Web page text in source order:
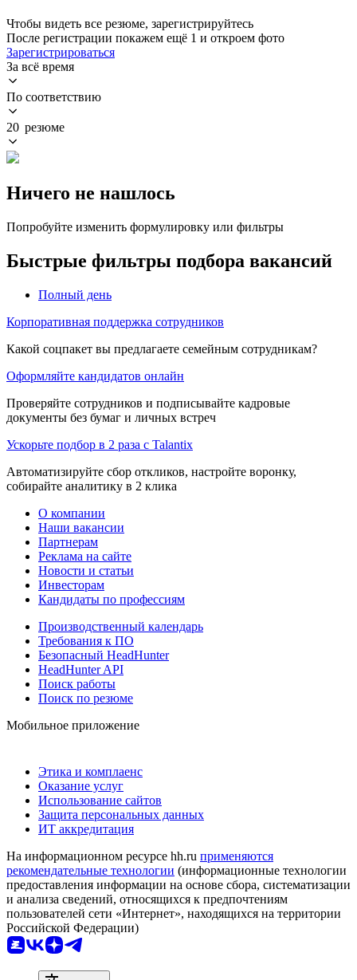
Чтобы видеть все резюме, зарегистрируйтесь
После регистрации покажем ещё 1 и откроем фото
Зарегистрироваться
За всё время
По соответствию
20 резюме
Ничего не нашлось
Попробуйте изменить формулировку или фильтры
Быстрые фильтры подбора вакансий
Полный день
Корпоративная поддержка сотрудников
Какой соцпакет вы предлагаете семейным сотрудникам?
Оформляйте кандидатов онлайн
Проверяйте сотрудников и подписывайте кадровые
документы без бумаг и личных встреч
Ускорьте подбор в 2 раза с Talantix
Автоматизируйте сбор откликов, настройте воронку,
собирайте аналитику в 2 клика
О компании
Наши вакансии
Партнерам
Реклама на сайте
Новости и статьи
Инвесторам
Кандидаты по профессиям
Производственный календарь
Требования к ПО
Безопасный HeadHunter
HeadHunter API
Поиск работы
Поиск по резюме
Мобильное приложение
Этика и комплаенс
Оказание услуг
Использование сайтов
Защита персональных данных
ИТ аккредитация
На информационном ресурсе hh.ru применяются
рекомендательные технологии (информационные технологии
предоставления информации на основе сбора, систематизации
и анализа сведений, относящихся к предпочтениям
пользователей сети «Интернет», находящихся на территории
Российской Федерации)